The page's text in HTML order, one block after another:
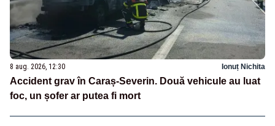
8 aug. 2026, 12:30 Ionuț Nichita
Accident grav în Caraș-Severin. Două vehicule au luat
foc, un șofer ar putea fi mort